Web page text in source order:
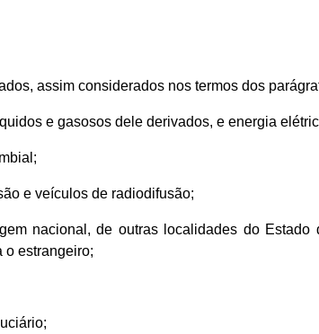
assim considerados nos termos dos
e gasosos dele derivados, e energia
e veículos de radiodifusão;
nacional, de outras localidades do
o estrangeiro;